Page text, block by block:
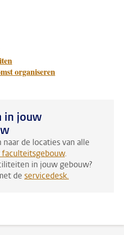
organiseren
in jouw
naar de locaties van alle
.
in jouw gebouw?
de servicedesk.